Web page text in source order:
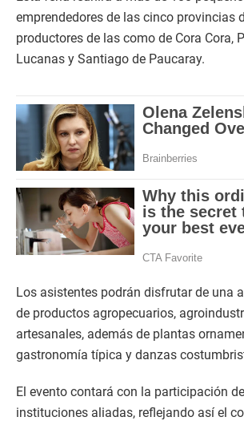
emprendedores de las cinco provincias
productores de las como de Cora Cora,
Lucanas y Santiago de Paucaray.
Los asistentes podrán disfrutar de una
de productos agropecuarios,
artesanales, además de plantas
gastronomía típica y danzas
El evento contará con la participación
instituciones aliadas, reflejando así el